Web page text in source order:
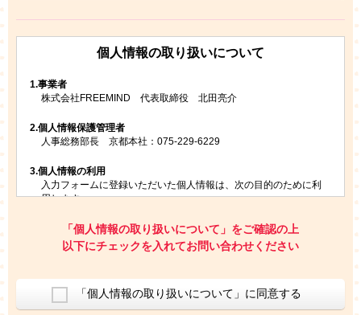
個人情報の取り扱いについて
1.事業者
株式会社FREEMIND 代表取締役 北田亮介
2.個人情報保護管理者
人事総務部長 京都本社：075-229-6229
3.個人情報の利用
入力フォームに登録いただいた個人情報は、次の目的のために利
用します。
お問い合わせにお答えするため
レプトンのキャンペーンや新商品（新サービス）、新規開講教
室等をご案内するため
ご利用者の個人情報を、本人が特定されないデータに不可逆変
換した上で、広告・宣伝・販売促進活動に役立てること
上記の利用目的のために第三者へ提供すること
「個人情報の取り扱いについて」をご確認の上
以下にチェックを入れてお問い合わせください
「個人情報の取り扱いについて」に同意する